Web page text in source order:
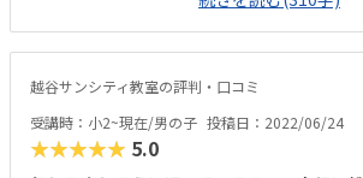
の雰囲気はいいです。少し高めかな？と思いまし
には必要な習い事かと思いしょうがないのかな？
優しかったのは、嬉しかったみたいです。実際、
越谷サンシティ教室の評判・口コミ
受講時：小2~現在/男の子 投稿日：2022/06/24
★★★★★ 5.0